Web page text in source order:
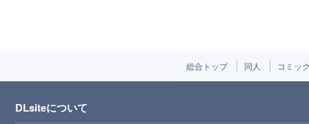
総合トップ 同人 コミッ
DLsiteについて